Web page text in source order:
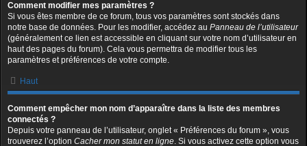
Comment modifier mes paramètres ?
Si vous êtes membre de ce forum, tous vos paramètres sont stockés dans
notre base de données. Pour les modifier, accédez au Panneau de l’utilisateur
(généralement ce lien est accessible en cliquant sur votre nom d’utilisateur en
haut des pages du forum). Cela vous permettra de modifier tous les
paramètres et préférences de votre compte.
Haut
Comment empêcher mon nom d’apparaître dans la liste des membres
connectés ?
Depuis votre panneau de l’utilisateur, onglet « Préférences du forum », vous
trouverez l’option Cacher mon statut en ligne. Si vous activez cette option vous